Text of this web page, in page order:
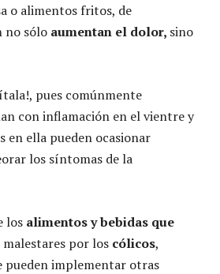
o alimentos fritos, de
no sólo aumentan el dolor, sino
pues comúnmente
con inflamación en el vientre y
en ella pueden ocasionar
los síntomas de la
los alimentos y bebidas que
por los cólicos,
pueden implementar otras